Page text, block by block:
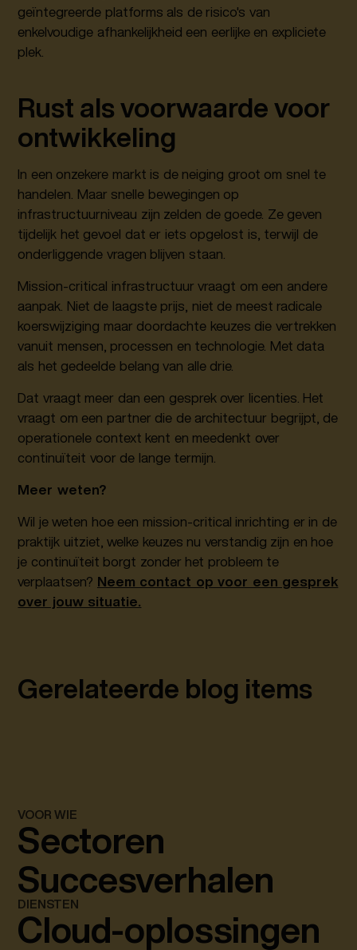
geïntegreerde platforms als de risico's van
enkelvoudige afhankelijkheid een eerlijke en expliciete
plek.
Rust als voorwaarde voor
ontwikkeling
In een onzekere markt is de neiging groot om snel te
handelen. Maar snelle bewegingen op
infrastructuurniveau zijn zelden de goede. Ze geven
tijdelijk het gevoel dat er iets opgelost is, terwijl de
onderliggende vragen blijven staan.
Mission-critical infrastructuur vraagt om een andere
aanpak. Niet de laagste prijs, niet de meest radicale
koerswijziging maar doordachte keuzes die vertrekken
vanuit mensen, processen en technologie. Met data
als het gedeelde belang van alle drie.
Dat vraagt meer dan een gesprek over licenties. Het
vraagt om een partner die de architectuur begrijpt, de
operationele context kent en meedenkt over
continuïteit voor de lange termijn.
Meer weten?
Wil je weten hoe een mission-critical inrichting er in de
praktijk uitziet, welke keuzes nu verstandig zijn en hoe
je continuïteit borgt zonder het probleem te
verplaatsen? Neem contact op voor een gesprek
over jouw situatie.
Gerelateerde blog items
VOOR WIE
Sectoren
Succesverhalen
DIENSTEN
Cloud-oplossingen